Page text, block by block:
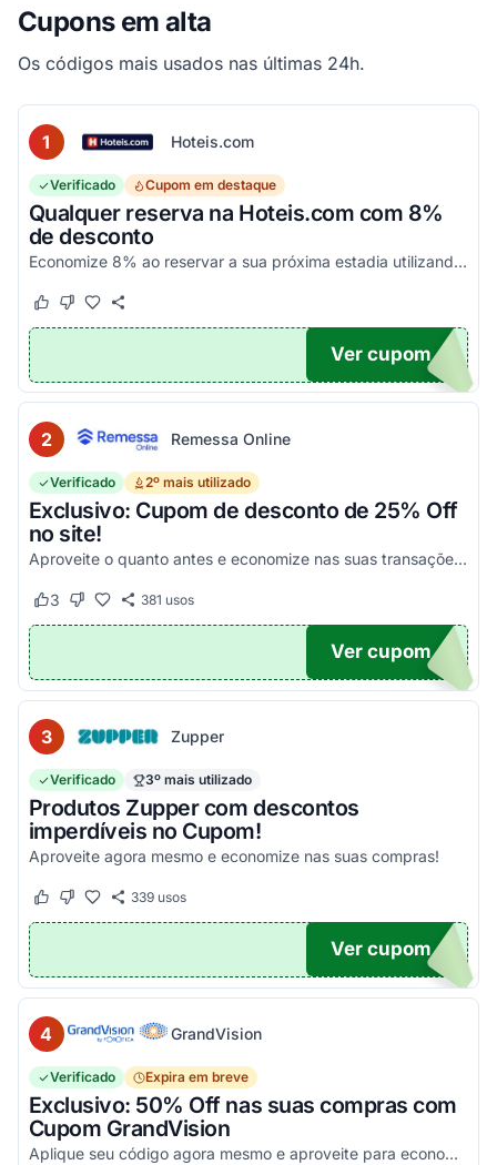
Cupons em alta
Os códigos mais usados nas últimas 24h.
1 Hoteis.com
Verificado Cupom em destaque
Qualquer reserva na Hoteis.com com 8%
de desconto
Economize 8% ao reservar a sua próxima estadia utilizando este código promocional em estabelecimentos participantes da Hoteis.com.
Este cupom funcionou
Este cupom não funcionou
POM6
Ver cupom
2 Remessa Online
Verificado 2º mais utilizado
Exclusivo: Cupom de desconto de 25% Off
no site!
Aproveite o quanto antes e economize nas suas transações, tanto PF quanto PJ!
Este cupom funcionou
3 Este cupom não funcionou
381 usos
OM25
Ver cupom
3 Zupper
Verificado 3º mais utilizado
Produtos Zupper com descontos
imperdíveis no Cupom!
Aproveite agora mesmo e economize nas suas compras!
Este cupom funcionou
Este cupom não funcionou
339usos
Ver cupom
4 GrandVision
Verificado Expira em breve
Exclusivo: 50% Off nas suas compras com
Cupom GrandVision
Aplique seu código agora mesmo e aproveite para economizar! Válido em par completo (Armação + Lente)!